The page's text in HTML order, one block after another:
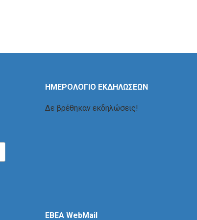
ΗΜΕΡΟΛΟΓΙΟ ΕΚΔΗΛΩΣΕΩΝ
Δε βρέθηκαν εκδηλώσεις!
EBEA WebMail